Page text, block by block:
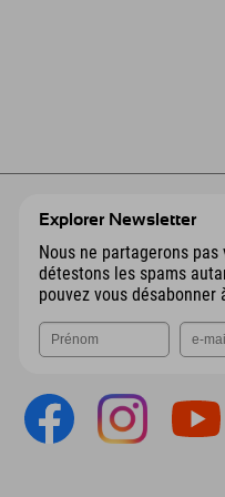
Explorer Newsletter
Nous ne partagerons
détestons les spams
pouvez vous désabonner